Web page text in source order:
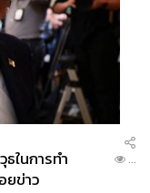
ในการทำ
ยข่าว
...